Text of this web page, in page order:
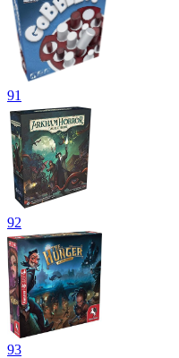
91
92
93